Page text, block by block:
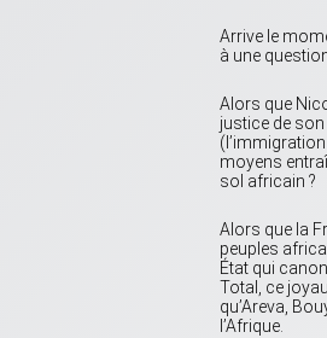
Arrive le
à une
Alors que
justice de
moyens
sol africain ?
Alors que la
peuples
État qui
Total, ce
qu’Areva,
l’Afrique.